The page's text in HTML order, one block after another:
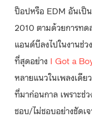
ป็อปหรือ EDM อันเป็
2010 ตามด้วยการทด
แอนด์บีลงไปในงานช่ว
ที่สุดอย่าง I Got a
หลายแนวในเพลงเดีย
ที่มาก่อนกาล เพราะช่
ชอบ/ไม่ชอบอย่างชัดเ